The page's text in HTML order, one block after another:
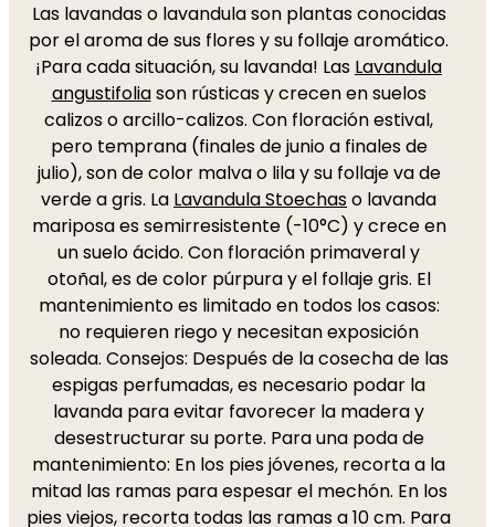
Las lavandas o lavandula son plantas conocidas
por el aroma de sus flores y su follaje aromático.
¡Para cada situación, su lavanda! Las Lavandula
angustifoliason rústicas y crecen en suelos
calizos o arcillo-calizos. Con floración estival,
pero temprana (finales de junio a finales de
julio), son de color malva o lila y su follaje va de
verde a gris. La Lavandula Stoechaso lavanda
mariposa es semirresistente (-10°C) y crece en
un suelo ácido. Con floración primaveral y
otoñal, es de color púrpura y el follaje gris. El
mantenimiento es limitado en todos los casos:
no requieren riego y necesitan exposición
soleada. Consejos: Después de la cosecha de las
espigas perfumadas, es necesario podar la
lavanda para evitar favorecer la madera y
desestructurar su porte. Para una poda de
mantenimiento: En los pies jóvenes, recorta a la
mitad las ramas para espesar el mechón. En los
pies viejos, recorta todas las ramas a 10 cm. Para